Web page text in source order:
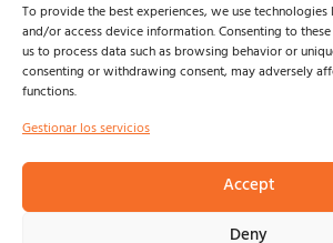
To provide the best experiences, we use
and/or access device information. Consenting to
us to process data such as browsing behavior or
consenting or withdrawing consent, may adversely
functions.
Gestionar los servicios
Accept
Deny
través del screamo, el emo y el
Raquel Lucasagosto 9, 2026
© NOSOLOINDE 2025 |